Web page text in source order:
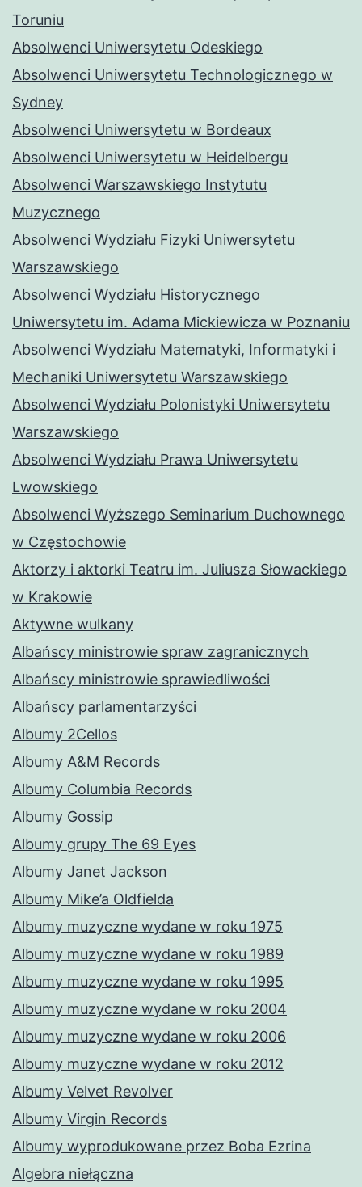
Toruniu
Absolwenci Uniwersytetu Odeskiego
Absolwenci Uniwersytetu Technologicznego w
Sydney
Absolwenci Uniwersytetu w Bordeaux
Absolwenci Uniwersytetu w Heidelbergu
Absolwenci Warszawskiego Instytutu
Muzycznego
Absolwenci Wydziału Fizyki Uniwersytetu
Warszawskiego
Absolwenci Wydziału Historycznego
Uniwersytetu im. Adama Mickiewicza w Poznaniu
Absolwenci Wydziału Matematyki, Informatyki i
Mechaniki Uniwersytetu Warszawskiego
Absolwenci Wydziału Polonistyki Uniwersytetu
Warszawskiego
Absolwenci Wydziału Prawa Uniwersytetu
Lwowskiego
Absolwenci Wyższego Seminarium Duchownego
w Częstochowie
Aktorzy i aktorki Teatru im. Juliusza Słowackiego
w Krakowie
Aktywne wulkany
Albańscy ministrowie spraw zagranicznych
Albańscy ministrowie sprawiedliwości
Albańscy parlamentarzyści
Albumy 2Cellos
Albumy A&M Records
Albumy Columbia Records
Albumy Gossip
Albumy grupy The 69 Eyes
Albumy Janet Jackson
Albumy Mike’a Oldfielda
Albumy muzyczne wydane w roku 1975
Albumy muzyczne wydane w roku 1989
Albumy muzyczne wydane w roku 1995
Albumy muzyczne wydane w roku 2004
Albumy muzyczne wydane w roku 2006
Albumy muzyczne wydane w roku 2012
Albumy Velvet Revolver
Albumy Virgin Records
Albumy wyprodukowane przez Boba Ezrina
Algebra niełączna